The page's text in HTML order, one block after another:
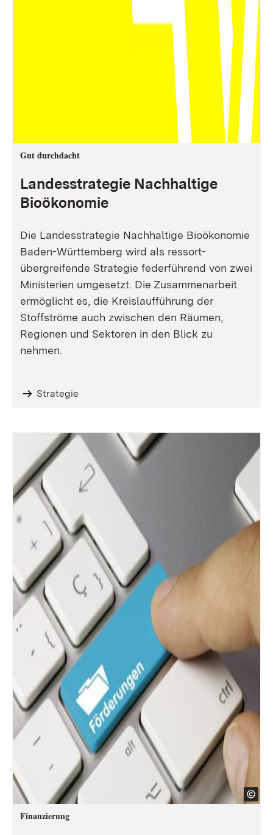
Gut durchdacht
Landesstrategie Nachhaltige
Bioökonomie
Die Landesstrategie Nachhaltige Bioökonomie
Baden-Württemberg wird als ressort-
übergreifende Strategie federführend von zwei
Ministerien umgesetzt. Die Zusammenarbeit
ermöglicht es, die Kreislaufführung der
Stoffströme auch zwischen den Räumen,
Regionen und Sektoren in den Blick zu
nehmen.
Strategie
Finanzierung